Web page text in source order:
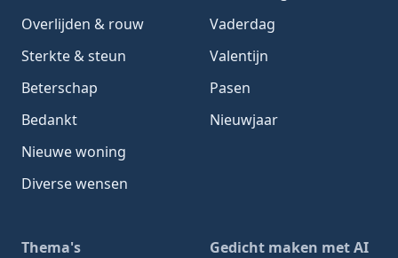
Overlijden & rouw
Sterkte & steun
Beterschap
Bedankt
Nieuwe woning
Diverse wensen
Vaderdag
Valentijn
Pasen
Nieuwjaar
Thema's
Gedicht maken met AI